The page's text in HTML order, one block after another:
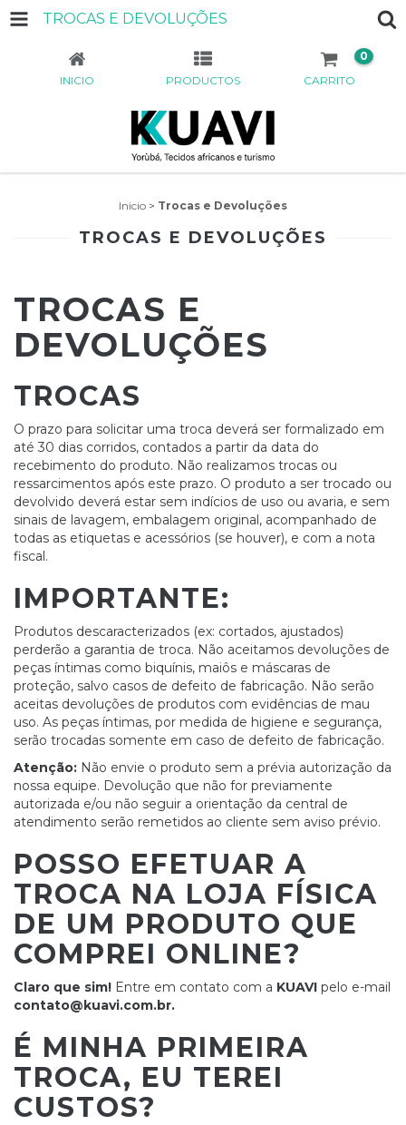
TROCAS E DEVOLUÇÕES
INICIO PRODUCTOS CARRITO
0
Inicio > Trocas e Devoluções
TROCAS E DEVOLUÇÕES
TROCAS E
DEVOLUÇÕES
TROCAS
O prazo para solicitar uma troca deverá ser formalizado em
até 30 dias corridos, contados a partir da data do
recebimento do produto. Não realizamos trocas ou
ressarcimentos após este prazo. O produto a ser trocado ou
devolvido deverá estar sem indícios de uso ou avaria, e sem
sinais de lavagem, embalagem original, acompanhado de
todas as etiquetas e acessórios (se houver), e com a nota
fiscal.
IMPORTANTE:
Produtos descaracterizados (ex: cortados, ajustados)
perderão a garantia de troca. Não aceitamos devoluções de
peças íntimas como biquínis, maiôs e máscaras de
proteção, salvo casos de defeito de fabricação. Não serão
aceitas devoluções de produtos com evidências de mau
uso. As peças íntimas, por medida de higiene e segurança,
serão trocadas somente em caso de defeito de fabricação.
Atenção: Não envie o produto sem a prévia autorização da
nossa equipe. Devolução que não for previamente
autorizada e/ou não seguir a orientação da central de
atendimento serão remetidos ao cliente sem aviso prévio.
POSSO EFETUAR A
TROCA NA LOJA FÍSICA
DE UM PRODUTO QUE
COMPREI ONLINE?
Claro que sim! Entre em contato com a KUAVI pelo e-mail
contato@kuavi.com.br.
É MINHA PRIMEIRA
TROCA, EU TEREI
CUSTOS?